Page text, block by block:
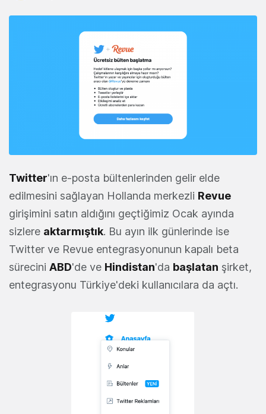
Twitter'ın e-posta bültenlerinden gelir elde
edilmesini sağlayan Hollanda merkezli Revue
girişimini satın aldığını geçtiğimiz Ocak ayında
sizlere aktarmıştık. Bu ayın ilk günlerinde ise
Twitter ve Revue entegrasyonunun kapalı beta
sürecini ABD'de ve Hindistan'da başlatan şirket,
entegrasyonu Türkiye'deki kullanıcılara da açtı.